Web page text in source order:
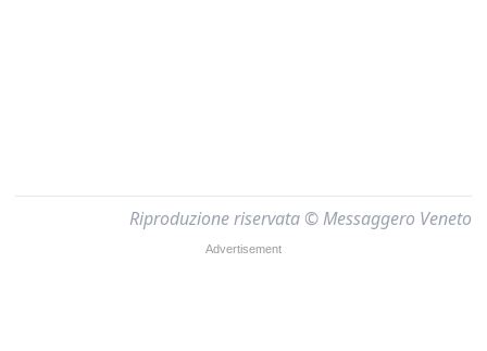
Riproduzione riservata © Messaggero Veneto